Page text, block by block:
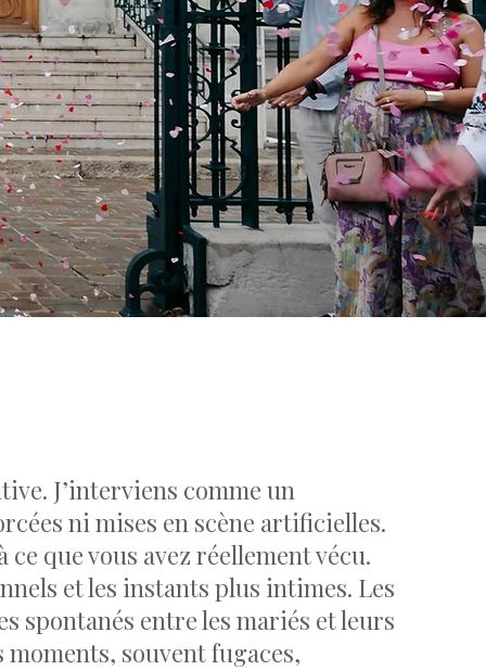
J’interviens comme un
ni mises en scène artificielles.
que vous avez réellement vécu.
et les instants plus intimes. Les
spontanés entre les mariés et leurs
souvent fugaces,